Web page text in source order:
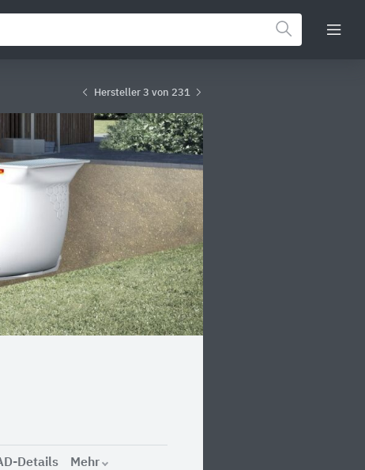
Hersteller 3 von 231
Details Mehr